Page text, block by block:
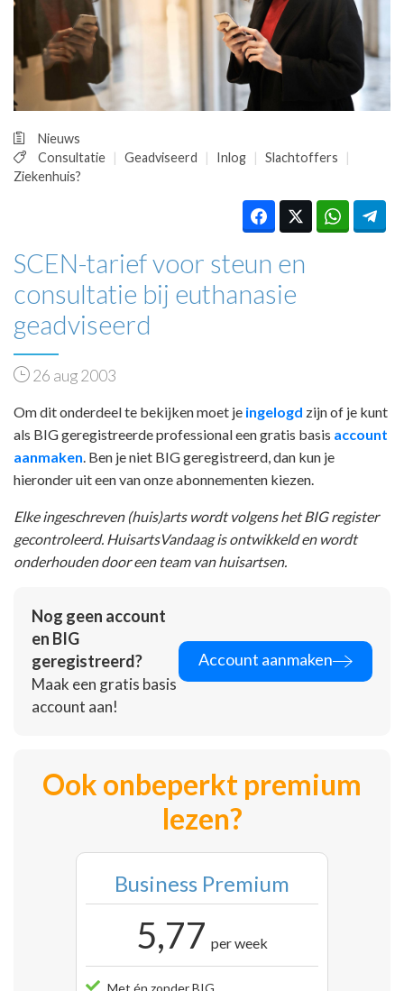
PRAKTIJKZAKEN
TARIEVEN
VPHUISARTSEN
MEDISCHE VAKHANDEL
REGISTRATIE
Nieuws
Consultatie
Geadviseerd Inlog
Slachtoffers
Ziekenhuis?
SCEN-tarief voor steun en
consultatie bij euthanasie
geadviseerd
26 aug 2003
Om dit onderdeel te bekijken moet je ingelogd zijn of je kunt
als BIG geregistreerde professional een gratis basis account
aanmaken . Ben je niet BIG geregistreerd, dan kun je
hieronder uit een van onze abonnementen kiezen.
Elke ingeschreven (huis)arts wordt volgens het BIG register
gecontroleerd. HuisartsVandaag is ontwikkeld en wordt
onderhouden door een team van huisartsen.
Nog geen account
en BIG
geregistreerd?
Maak een gratis basis
account aan!
Account aanmaken
Ook onbeperkt premium
lezen?
Business Premium
5,77 per week
Met én zonder BIG